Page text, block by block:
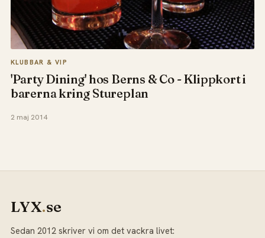
KLUBBAR & VIP
'Party Dining' hos Berns & Co - Klippkort i
barerna kring Stureplan
2 maj 2014
LYX.se
Sedan 2012 skriver vi om det vackra livet: